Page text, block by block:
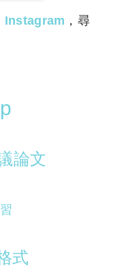
Instagram ，尋
論文
式